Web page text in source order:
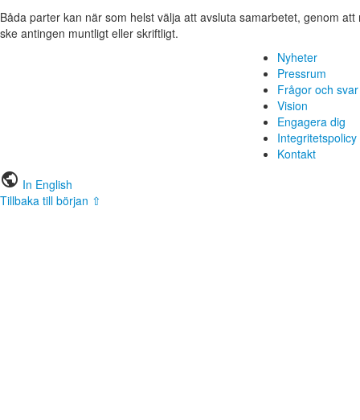
Båda parter kan när som helst välja att avsluta samarbetet, genom
ske antingen muntligt eller skriftligt.
Nyheter
Pressrum
Frågor och svar
Vision
Engagera dig
Integritetspolicy
Kontakt
public In English
Tillbaka till början ⇧